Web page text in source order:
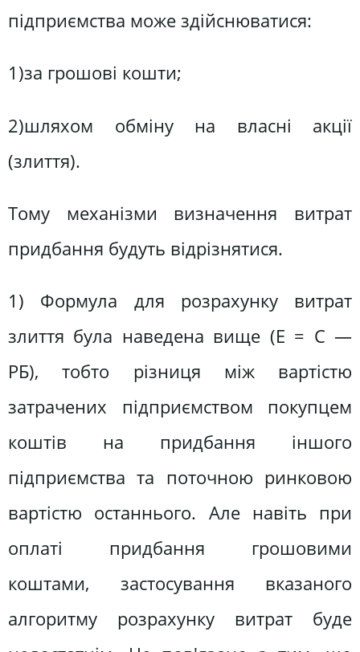
підприємства може здійснюватися:
1)за грошові кошти;
2)шляхом обміну на власні акції
(злиття).
Тому механізми визначення витрат
придбання будуть відрізнятися.
1) Формула для розрахунку витрат
злиття була наведена вище (Е = С —
РБ), тобто різниця між вартістю
затрачених підприємством покупцем
коштів на придбання іншого
підприємства та поточною ринковою
вартістю останнього. Але навіть при
оплаті придбання грошовими
коштами, застосування вказаного
алгоритму розрахунку витрат буде